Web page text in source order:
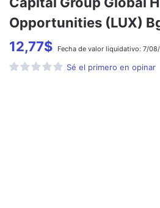
Opportunities (LUX)
12,77$ Fecha de valor liquidativo: 7/
Sé el primero en opinar